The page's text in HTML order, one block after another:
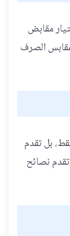
مقابض
الصرف
بل تقدم
نصائح